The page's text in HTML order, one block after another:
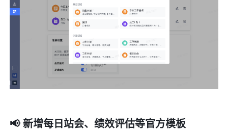
📢 新增每日站会、绩效评估等官方模板